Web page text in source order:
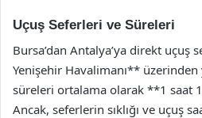
Uçuş Seferleri ve Süreleri
Bursa’dan Antalya’ya direkt
Yenişehir Havalimanı** üzerinden
süreleri ortalama olarak **1 saat
Ancak, seferlerin sıklığı ve uçuş